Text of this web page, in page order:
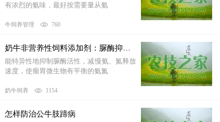
有浓烈的氨味，最好按需要量从氨
牛饲养管理 760
奶牛非营养性饲料添加剂：脲酶抑制剂
能特异性地抑制脲酶活性，减慢氨、氮释放
速度，使瘤胃微生物有平衡的氨氮
奶牛饲养 1154
怎样防治公牛肢蹄病